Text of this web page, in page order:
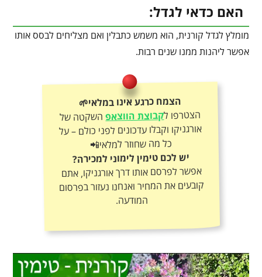
האם כדאי לגדל:
מומלץ לגדל קורנית, הוא משמש כתבלין ואם מצליחים לבסס אותו
אפשר ליהנות ממנו שנים רבות.
הצמח כרגע אינו במלאי🌱
הצטרפו לקבוצת הווצאפהשקטה של
אורגניקו וקבלו עדכונים לפני כולם – על
כל מה שחוזר למלאי📲
יש לכם טימין לימוני למכירה?
אפשר לפרסם אותו דרך אורגניקו, אתם
קובעים את המחיר ואנחנו נעזור בפרסום
המודעה.